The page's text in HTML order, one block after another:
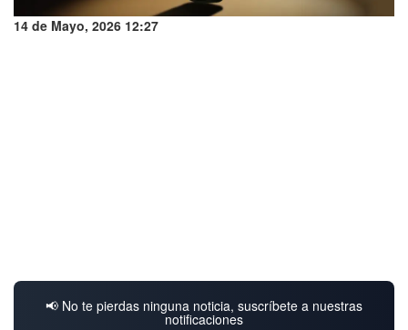
14 de Mayo, 2026 12:27
📢 No te pierdas ninguna noticia, suscríbete a nuestras
notificaciones